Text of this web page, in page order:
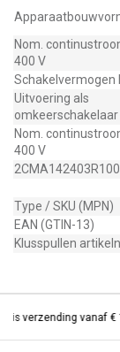
Nom.
400 V
Schakelvermogen
Uitvoering als
omkeerschakelaar
Nom.
400 V
Type / SKU (MPN)
EAN (GTIN-13)
Klusspullen
verzending vanaf €